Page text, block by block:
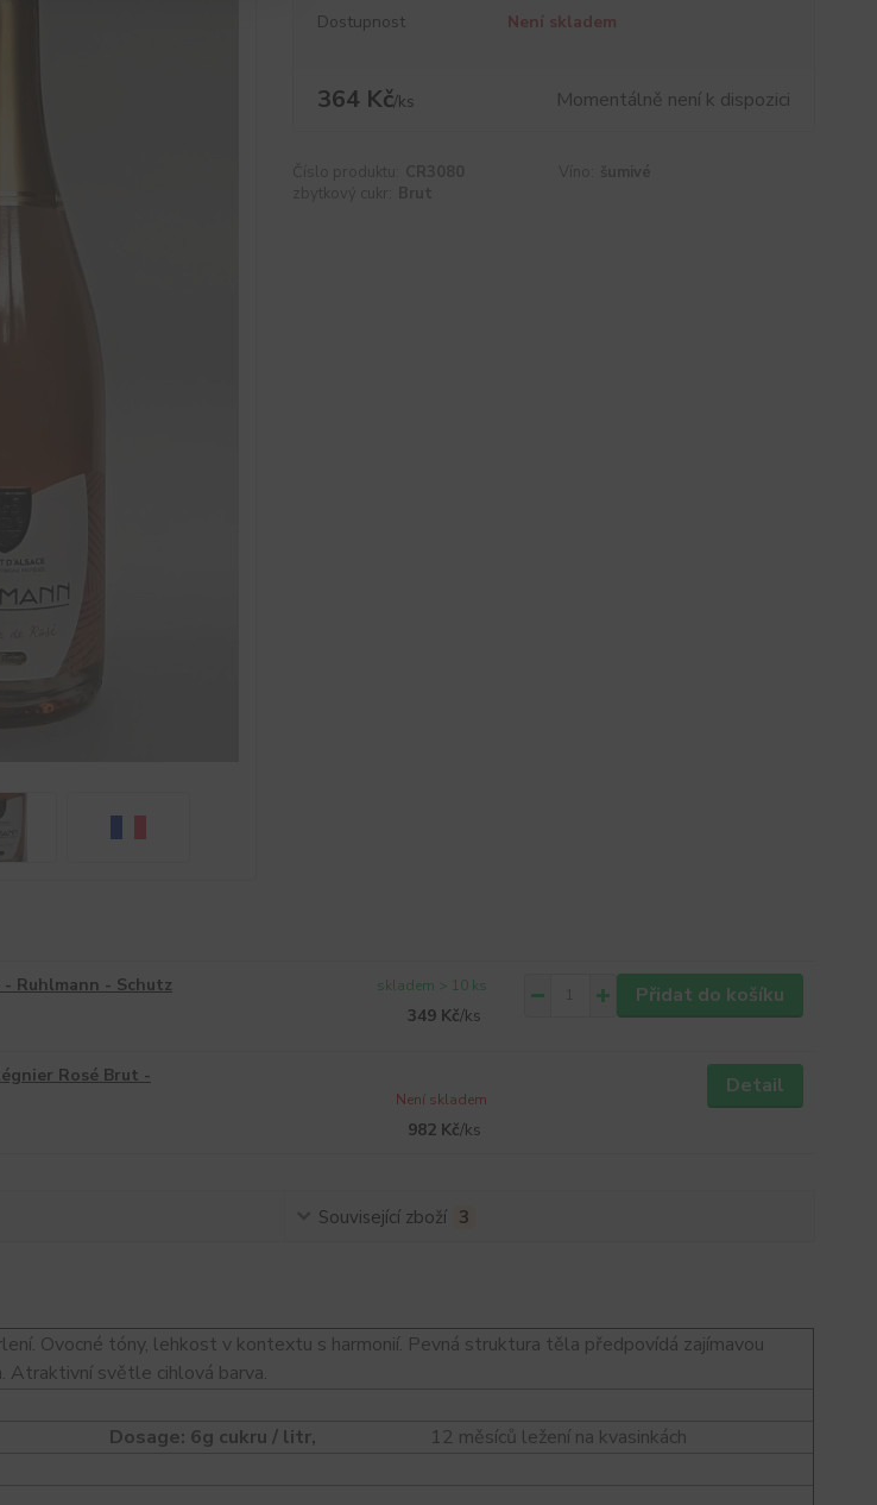
Dostupnost Není skladem
364 Kč/ks Momentálně není k dispozici
Ruhlmann - Schutz
349 Kč/ks
skladem > 10 ks Přidat do košíku
Rosé Brut -
982 Kč/ks
Není skladem
Detail
Související zboží 3
Ovocné tóny, lehkost v kontextu s harmonií. Pevná struktura těla předpovídá zajímavou
Atraktivní světle cihlová barva.
Dosage: 6g cukru / litr, 12 měsíců ležení na kvasinkách